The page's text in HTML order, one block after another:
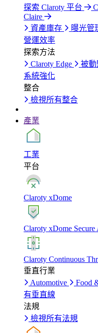
探索 Claroty 平台
Claire
資產庫存
曝光管
營運效率
探索方法
Claroty Edge
被
系統強化
整合
檢視所有整合
產業
工業
平台
Claroty xDome
Claroty xDome Secure
Claroty Continuous
垂直行業
Automotive
Food
有垂直線
法規
檢視所有法規